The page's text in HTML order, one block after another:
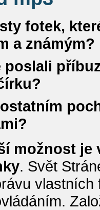
fotek,
a známým?
poslali
možnost
. Svět